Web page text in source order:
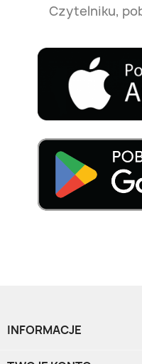
Czytelniku,
INFORMACJE